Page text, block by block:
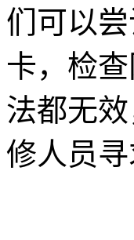
们可以
卡，检
法都无
修人员寻